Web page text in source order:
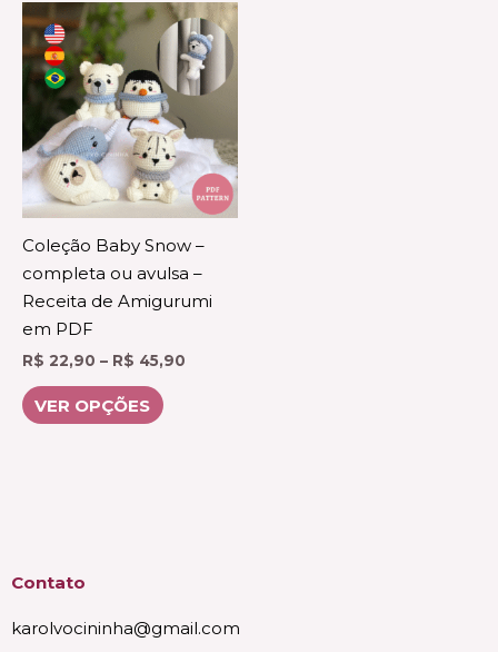
Coleção Baby Snow –
completa ou avulsa –
Receita de Amigurumi
em PDF
R$ 22,90 – R$ 45,90
Faixa
de
preço:
R$ 22,90
através
VER OPÇÕES
Este
produto
tem
várias
variantes.
As
opções
podem
ser
escolhidas
na
Contato
karolvocininha@gmail.com